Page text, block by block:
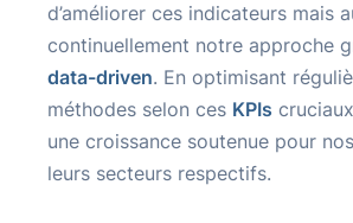
d’améliorer ces indicateurs mais
continuellement notre approche
data-driven. En optimisant
méthodes selon ces KPIs
une croissance soutenue pour
leurs secteurs respectifs.